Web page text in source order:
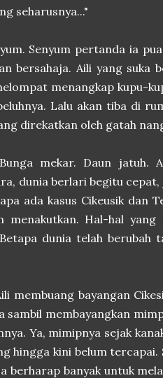
seharusnya..."
Senyum pertanda ia
bersahaja. Aili yang
menangkap kupu-
Lalu akan tiba di
direkatkan oleh gatah
mekar. Daun jatuh.
dunia berlari begitu
ada kasus Cikeusik dan
menakutkan. Hal-hal
dunia telah berubah
membuang bayangan
sambil membayangkan
Ya, mimipnya sejak
hingga kini belum tercapai.
berharap banyak untuk